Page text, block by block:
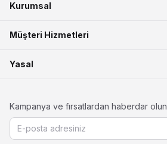
Kurumsal
Müşteri Hizmetleri
Yasal
Kampanya ve fırsatlardan haberdar olun